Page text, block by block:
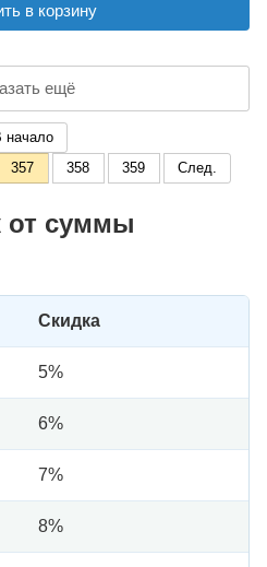
в корзину
ещё
начало
357 358 359 След.
от суммы
Скидка
5%
6%
7%
8%